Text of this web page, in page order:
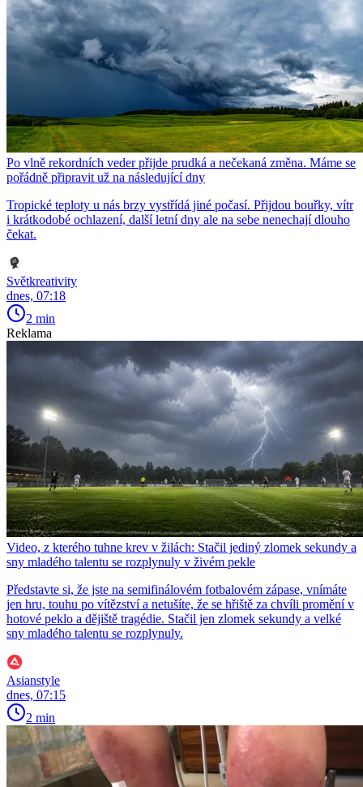
Po vlně rekordních veder přijde prudká a nečekaná změna. Máme se
pořádně připravit už na následující dny
Tropické teploty u nás brzy vystřídá jiné počasí. Přijdou bouřky, vítr
i krátkodobé ochlazení, další letní dny ale na sebe nenechají dlouho
čekat.
Světkreativity
dnes, 07:18
2 min
Reklama
Video, z kterého tuhne krev v žilách: Stačil jediný zlomek sekundy a
sny mladého talentu se rozplynuly v živém pekle
Představte si, že jste na semifinálovém fotbalovém zápase, vnímáte
jen hru, touhu po vítězství a netušíte, že se hřiště za chvíli promění v
hotové peklo a dějiště tragédie. Stačil jen zlomek sekundy a velké
sny mladého talentu se rozplynuly.
Asianstyle
dnes, 07:15
2 min